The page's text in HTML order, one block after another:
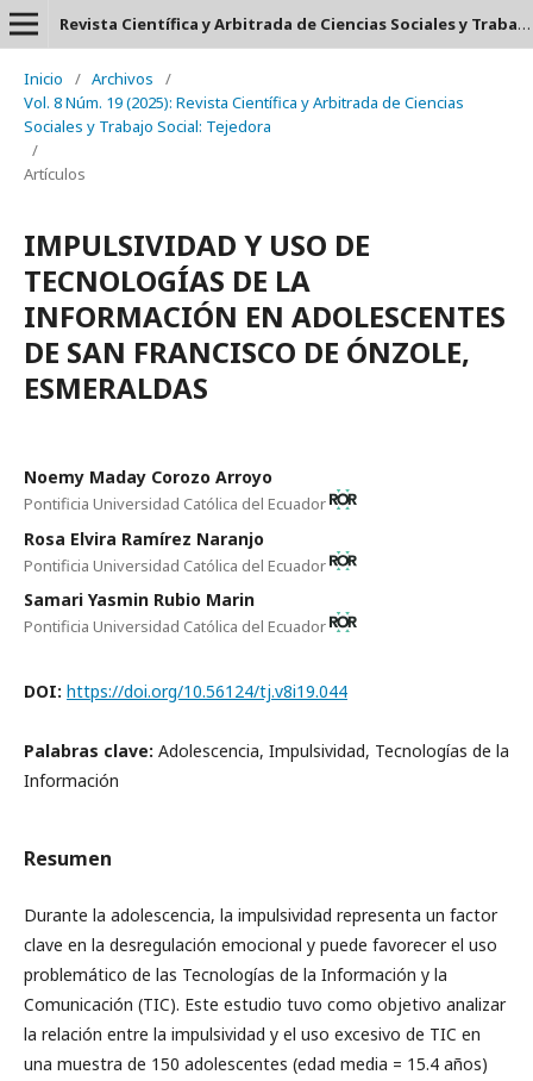
Revista Científica y Arbitrada de Ciencias Sociales y Trabajo Social: Tejedora. ISSN: 2697-3626
Inicio / Archivos
/
Vol. 8 Núm. 19 (2025): Revista Científica y Arbitrada de Ciencias
Sociales y Trabajo Social: Tejedora
/
Artículos
IMPULSIVIDAD Y USO DE
TECNOLOGÍAS DE LA
INFORMACIÓN EN ADOLESCENTES
DE SAN FRANCISCO DE ÓNZOLE,
ESMERALDAS
Noemy Maday Corozo Arroyo
Pontificia Universidad Católica del Ecuador
Rosa Elvira Ramírez Naranjo
Pontificia Universidad Católica del Ecuador
Samari Yasmin Rubio Marin
Pontificia Universidad Católica del Ecuador
DOI: https://doi.org/10.56124/tj.v8i19.044
Palabras clave: Adolescencia, Impulsividad, Tecnologías de la
Información
Resumen
Durante la adolescencia, la impulsividad representa un factor
clave en la desregulación emocional y puede favorecer el uso
problemático de las Tecnologías de la Información y la
Comunicación (TIC). Este estudio tuvo como objetivo analizar
la relación entre la impulsividad y el uso excesivo de TIC en
una muestra de 150 adolescentes (edad media = 15.4 años)